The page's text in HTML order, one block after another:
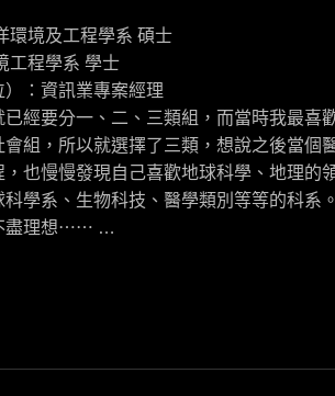
環境及工程學系 碩士
工程學系 學士
：資訊業專案經理
經要分一、二、三類組，而當時我最喜
組，所以就選擇了三類，想說之後當個
，也慢慢發現自己喜歡地球科學、地理的
學系、生物科技、醫學類別等等的科系。
盡理想⋯⋯ …